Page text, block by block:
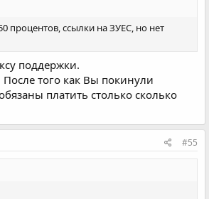
процентов, ссылки на ЗУЕС, но нет
поддержки.
того как Вы покинули
платить столько сколько
#55